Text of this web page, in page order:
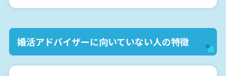
婚活アドバイザーに向いていない人の特徴